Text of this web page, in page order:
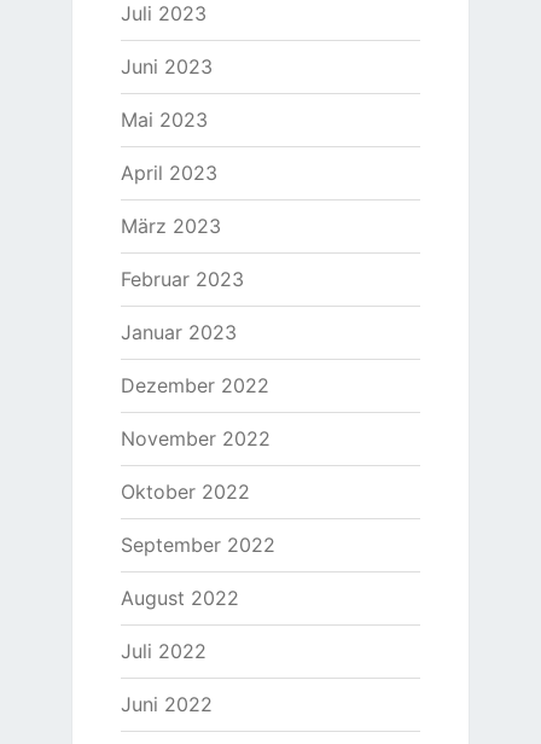
Juli 2023
Juni 2023
Mai 2023
April 2023
März 2023
Februar 2023
Januar 2023
Dezember 2022
November 2022
Oktober 2022
September 2022
August 2022
Juli 2022
Juni 2022